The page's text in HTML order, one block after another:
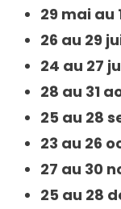
29 mai au
26 au 29
24 au 27
28 au 31
25 au 28
23 au 26
27 au 30
25 au 28